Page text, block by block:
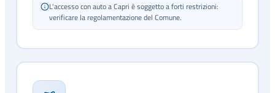
L'accesso con auto a Capri è soggetto a forti restrizioni:
verificare la regolamentazione del Comune.